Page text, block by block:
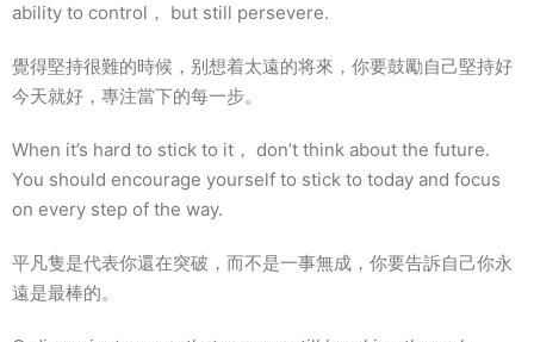
ability to control， but still persevere.
覺得堅持很難的時候，别想着太遠的将來，你要鼓勵自己堅持好
今天就好，專注當下的每一步。
When it’s hard to stick to it， don’t think about the future.
You should encourage yourself to stick to today and focus
on every step of the way.
平凡隻是代表你還在突破，而不是一事無成，你要告訴自己你永
遠是最棒的。